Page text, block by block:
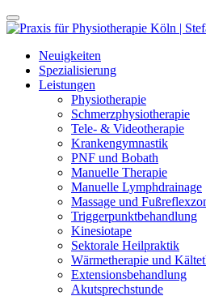
Neuigkeiten
Spezialisierung
Leistungen
Physiotherapie
Schmerzphysiotherapie
Tele- & Videotherapie
Krankengymnastik
PNF und Bobath
Manuelle Therapie
Manuelle Lymphdrainage
Massage und
Triggerpunktbehandlung
Kinesiotape
Sektorale Heilpraktik
Wärmetherapie und
Extensionsbehandlung
Akutsprechstunde